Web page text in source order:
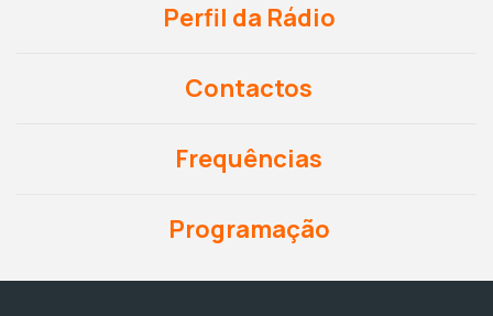
Perfil da Rádio
Contactos
Frequências
Programação